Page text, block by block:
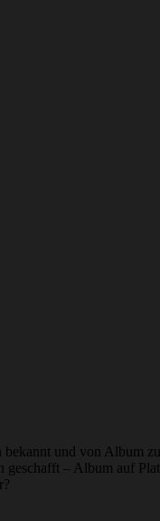
bekannt und von Album
– Album auf